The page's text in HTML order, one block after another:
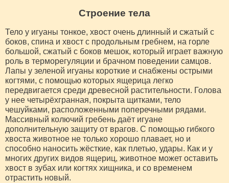
Строение тела
Тело у игуаны тонкое, хвост очень длинный и сжатый с
боков, спина и хвост с продольным гребнем, на горле
большой, сжатый с боков мешок, который играет важную
роль в терморегуляции и брачном поведении самцов.
Лапы у зеленой игуаны короткие и снабжены острыми
когтями, с помощью которых ящерица легко
передвигается среди древесной растительности. Голова
у нее четырёхгранная, покрыта щитками, тело
чешуйками, расположенными поперечными рядами.
Массивный колючий гребень даёт игуане
дополнительную защиту от врагов. С помощью гибкого
хвоста животное не только хорошо плавает, но и
способно наносить жёсткие, как плетью, удары. Как и у
многих других видов ящериц, животное может оставить
хвост в зубах или когтях хищника, и со временем
отрастить новый.